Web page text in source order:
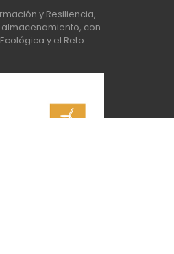
y Resiliencia,
almacenamiento, con
y el Reto